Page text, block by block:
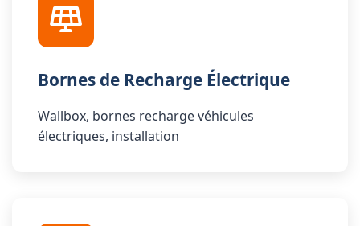
Bornes de Recharge Électrique
Wallbox, bornes recharge véhicules
électriques, installation